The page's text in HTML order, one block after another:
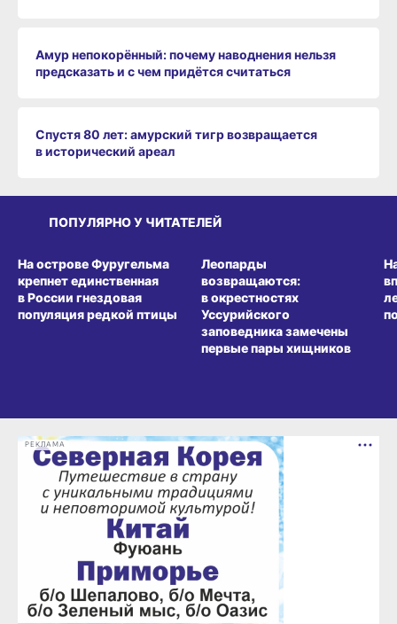
Амур непокорённый: почему наводнения нельзя
предсказать и с чем придётся считаться
Спустя 80 лет: амурский тигр возвращается
в исторический ареал
ПОПУЛЯРНО У ЧИТАТЕЛЕЙ
На острове Фуругельма
крепнет единственная
в России гнездовая
популяция редкой птицы
Леопарды
возвращаются:
в окрестностях
Уссурийского
заповедника замечены
первые пары хищников
РЕКЛАМА